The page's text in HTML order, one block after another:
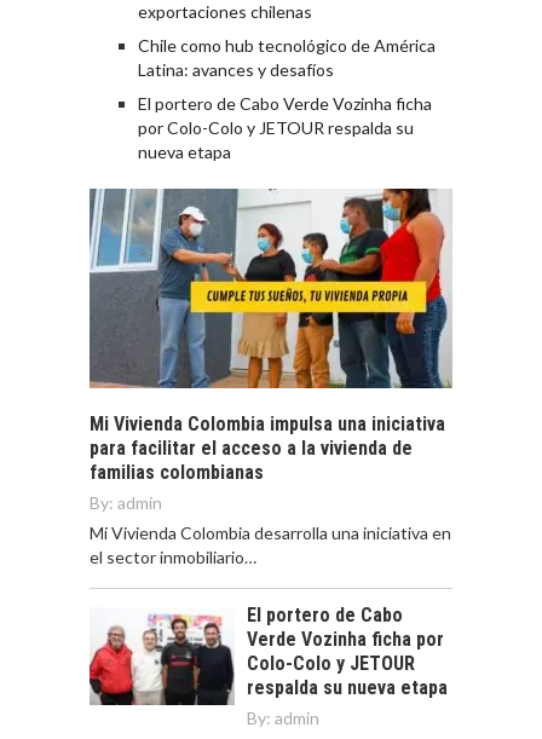
exportaciones chilenas
Chile como hub tecnológico de América
Latina: avances y desafíos
El portero de Cabo Verde Vozinha ficha
por Colo-Colo y JETOUR respalda su
nueva etapa
Mi Vivienda Colombia impulsa una iniciativa
para facilitar el acceso a la vivienda de
familias colombianas
By: admin
Mi Vivienda Colombia desarrolla una iniciativa en
el sector inmobiliario…
El portero de Cabo
Verde Vozinha ficha por
Colo-Colo y JETOUR
respalda su nueva etapa
By: admin